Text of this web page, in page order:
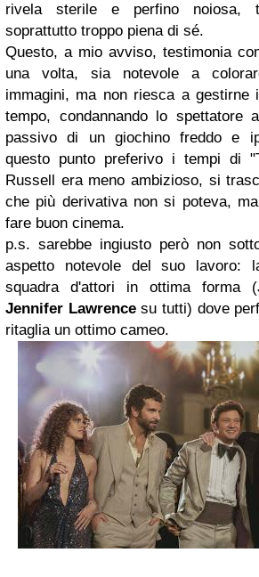
rivela sterile e perfino noiosa,
soprattutto troppo piena di sé.
Questo, a mio avviso, testimonia
una volta, sia notevole a
immagini, ma non riesca a
tempo, condannando lo spettatore
passivo di un giochino freddo e
questo punto preferivo i tempi di
Russell era meno ambizioso, si
che più derivativa non si poteva,
fare buon cinema.
p.s. sarebbe ingiusto però non
aspetto notevole del suo lavoro:
squadra d'attori in ottima forma
Jennifer Lawrencesu tutti) dove
ritaglia un ottimo cameo.